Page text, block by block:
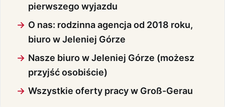
pierwszego wyjazdu
O nas: rodzinna agencja od 2018 roku,
biuro w Jeleniej Górze
Nasze biuro w Jeleniej Górze (możesz
przyjść osobiście)
Wszystkie oferty pracy w Groß-Gerau